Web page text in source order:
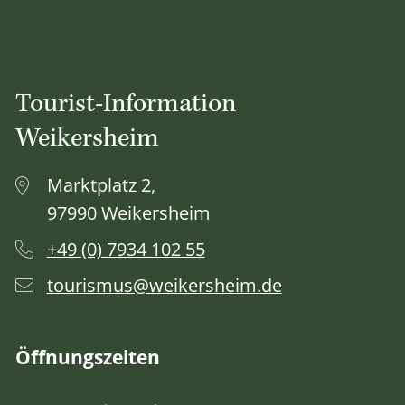
Tourist-Information
Weikersheim
Marktplatz 2,
97990 Weikersheim
+49 (0) 7934 102 55
tourismus@weikersheim.de
Öffnungszeiten